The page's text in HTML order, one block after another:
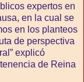
expertos en
en la cual se
en los planteos
de perspectiva
explicó
de Reina